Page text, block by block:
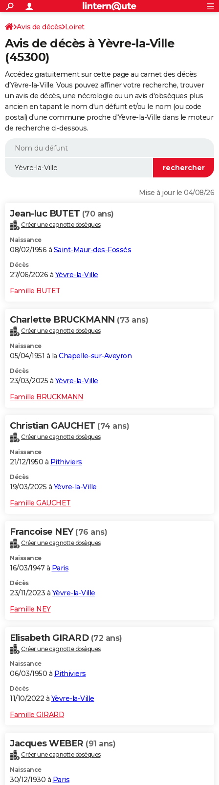
ACTUALITÉS
Politique
Société
Faits Divers
Education
Monde
Villes
+
SPORT
Coupe du monde 2026
Football
Tennis
Cyclisme
Rugby
Forum
FINANCE
Retraite
Impôts
Epargne
Immobilier
Risques naturels par ville
Banque
Assurance
Crédit
Essais
Réserver un essai
Citadines
Berlines
SUV
Forum auto
+
HIGH-TECH
Mobiles
Meilleur smartphone
Internet
Ordinateurs
Jeux vidéo
Guide high-tech
+
BRICOLAGE
Forum
Aménagement intérieur
Extérieur
Cuisine
Salle de bains
Jardinage
Rangement
WEEK-END
Guides de France
Escapades
Patrimoine
Expositions
Musées
Week-end nature
LIFESTYLE
Alimentation
Guide de la santé
Maladies
Médicaments
Sommeil
VOYAGE
Destinations
City break
Voyage nature
Voyage de noces
Forum
Climat
+PHOTO
GUIDES D'ACHAT
BONS PLANS
CARTE DE VOEUX
Dictionnaire
Biographies
Citations
Expressions
Proverbes
PROGRAMME TV
COPAINS D'AVANT
S'inscrire
Se connecter
Lycées
Collèges
Primaires
Universités
Entreprises
Service militaire
Avis de recherche
AVIS DE DÉCÈS
Avis de décès Loiret
Avis de décès à Yèvre-la-Ville
(45300)
Accédez gratuitement sur cette page au carnet des décès
d'Yèvre-la-Ville. Vous pouvez affiner votre recherche, trouver
un avis de décès, une nécrologie ou un avis d'obsèques plus
ancien en tapant le nom d'un défunt et/ou le nom (ou code
postal) d'une commune proche d'Yèvre-la-Ville dans le moteur
de recherche ci-dessous.
Mise à jour le 04/08/26
Jean-luc BUTET (70 ans)
Créer une cagnotte obsèques
Naissance
08/02/1956 à Saint-Maur-des-Fossés
Décès
27/06/2026 à Yèvre-la-Ville
Famille BUTET
Charlette BRUCKMANN (73 ans)
Créer une cagnotte obsèques
Naissance
05/04/1951 à la Chapelle-sur-Aveyron
Décès
23/03/2025 à Yèvre-la-Ville
Famille BRUCKMANN
Christian GAUCHET (74 ans)
Créer une cagnotte obsèques
Naissance
21/12/1950 à Pithiviers
Décès
19/03/2025 à Yèvre-la-Ville
Famille GAUCHET
Francoise NEY (76 ans)
Créer une cagnotte obsèques
Naissance
16/03/1947 à Paris
Décès
23/11/2023 à Yèvre-la-Ville
Famille NEY
Elisabeth GIRARD (72 ans)
Créer une cagnotte obsèques
Naissance
06/03/1950 à Pithiviers
Décès
11/10/2022 à Yèvre-la-Ville
Famille GIRARD
Jacques WEBER (91 ans)
Créer une cagnotte obsèques
Naissance
30/12/1930 à Paris